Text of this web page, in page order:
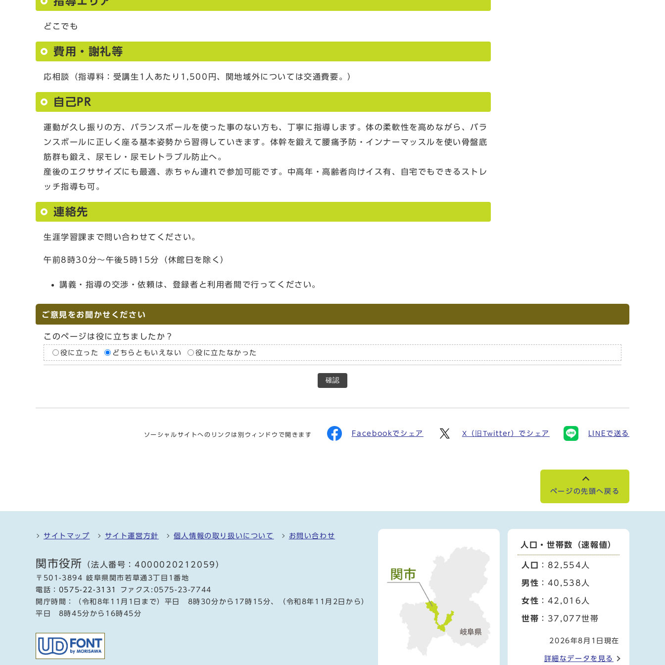
どこでも
費用・謝礼等
応相談（指導料：受講生1人あたり1,500円、関地域外については交通費要。）
自己PR
運動が久し振りの方、バランスボールを使った事のない方も、丁寧に指導します。体の柔軟性を高めながら、バラ
ンスボールに正しく座る基本姿勢から習得していきます。体幹を鍛えて腰痛予防・インナーマッスルを使い骨盤底
筋群も鍛え、尿モレ・尿モレトラブル防止へ。
産後のエクササイズにも最適、赤ちゃん連れで参加可能です。中高年・高齢者向けイス有、自宅でもできるストレ
ッチ指導も可。
連絡先
生涯学習課まで問い合わせてください。
午前8時30分～午後5時15分（休館日を除く）
講義・指導の交渉・依頼は、登録者と利用者間で行ってください。
ご意見をお聞かせください
このページは役に立ちましたか？
役に立った どちらともいえない 役に立たなかった
確認
ソーシャルサイトへのリンクは別ウィンドウで開きます Facebookでシェア X（旧Twitter）でシェア LINEで送る
ページの先頭へ戻る
サイトマップ サイト運営方針 個人情報の取り扱いについて お問い合わせ
関市役所 （法人番号：4000020212059）
〒501-3894 岐阜県関市若草通3丁目1番地
電話： 0575-22-3131
ファクス:0575-23-7744
開庁時間：（令和8年11月1日まで）平日 8時30分から17時15分、（令和8年11月2日から）
平日 8時45分から16時45分
人口・世帯数（速報値）
人口 ：82,554人
男性 ：40,538人
女性 ：42,016人
世帯 ：37,077世帯
2026年8月1日現在
詳細なデータを見る